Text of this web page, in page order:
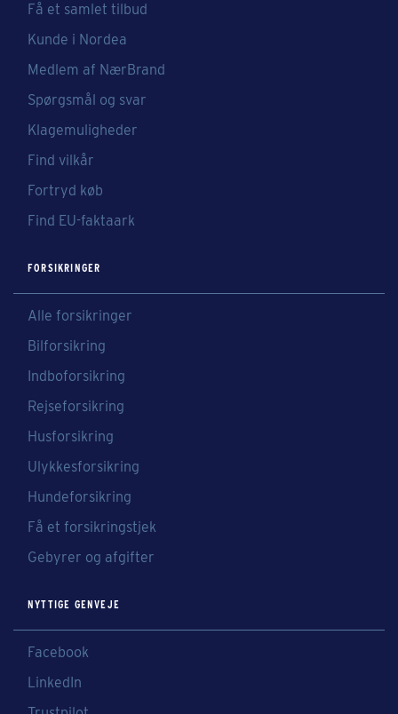
Få et samlet tilbud
Kunde i Nordea
Medlem af NærBrand
Spørgsmål og svar
Klagemuligheder
Find vilkår
Fortryd køb
Find EU-faktaark
FORSIKRINGER
Alle forsikringer
Bilforsikring
Indboforsikring
Rejseforsikring
Husforsikring
Ulykkesforsikring
Hundeforsikring
Få et forsikringstjek
Gebyrer og afgifter
NYTTIGE GENVEJE
Facebook
LinkedIn